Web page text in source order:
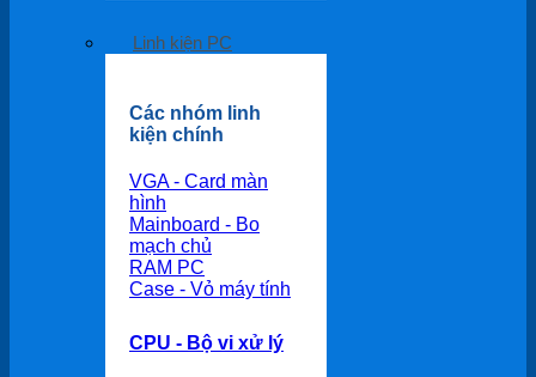
Linh kiện PC
Các nhóm linh
kiện chính
VGA - Card màn
hình
Mainboard - Bo
mạch chủ
RAM PC
Case - Vỏ máy tính
CPU - Bộ vi xử lý